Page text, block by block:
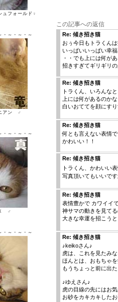
フォールド♀
・～・～・～
アン ♂
・～・～・～
Ｘ ♂
・～・～・～
この記事への返信
Re: 傾き招き猫
おぅ今日もトラくんは
いっぱいいっぱい幸
・・でも上には何が
招きすぎてギリギリ
Re: 傾き招き猫
トラくん、いろんな
上には何があるのかな
白いおててを顔にす
Re: 傾き招き猫
何とも言えない表情
かわいい！！
Re: 傾き招き猫
トラくん、かわいい
写真頂いてもいいです
Re: 傾き招き猫
表情豊かで カワイイ
神サマの動きを見て
大きな幸運を招こう
Re: 傾き招き猫
♪keikoさん♪
虎は、これを見たみ
ほんとは、おもちゃ
もうちょっと前に出
♪ゆえさん♪
虎の目線の先にはお
お砂をカキカキした